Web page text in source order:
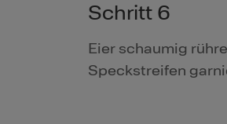
Schritt 6
Eier schaumig
Speckstreifen